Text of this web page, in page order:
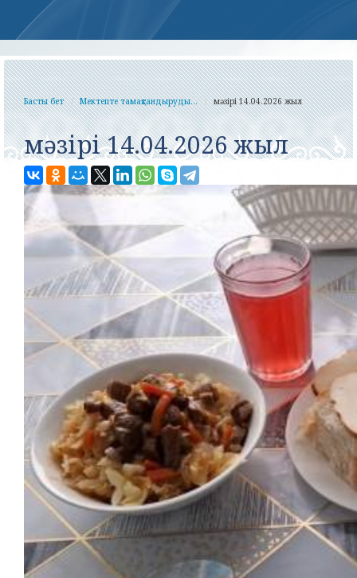
Басты бет Мектепте тамақтандыруды... мәзірі 14.04.2026 жыл
мәзірі 14.04.2026 жыл